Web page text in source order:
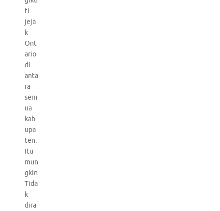
ti
jeja
k
Ont
ario
di
anta
ra
sem
ua
kab
upa
ten.
Itu
mun
gkin
Tida
k
dira